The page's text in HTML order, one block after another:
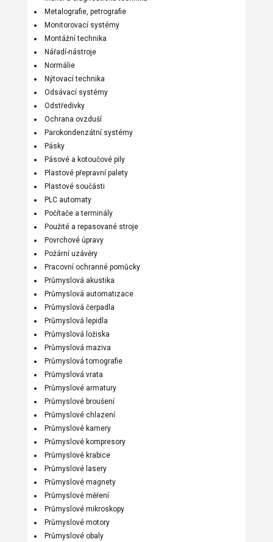
Metalografie, petrografie
Monitorovací systémy
Montážní technika
Nářadí-nástroje
Normálie
Nýtovací technika
Odsávací systémy
Odstředivky
Ochrana ovzduší
Parokondenzátní systémy
Pásky
Pásové a kotoučové pily
Plastové přepravní palety
Plastové součásti
PLC automaty
Počítače a terminály
Použité a repasované stroje
Povrchové úpravy
Požární uzávěry
Pracovní ochranné pomůcky
Průmyslová akustika
Průmyslová automatizace
Průmyslová čerpadla
Průmyslová lepidla
Průmyslová ložiska
Průmyslová maziva
Průmyslová tomografie
Průmyslová vrata
Průmyslové armatury
Průmyslové broušení
Průmyslové chlazení
Průmyslové kamery
Průmyslové kompresory
Průmyslové krabice
Průmyslové lasery
Průmyslové magnety
Průmyslové měření
Průmyslové mikroskopy
Průmyslové motory
Průmyslové obaly